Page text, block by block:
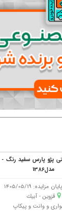
پژو پارس سفید رنگ -
مدل1386
مزایده: 1405/05/19
قزوین - آبیك
و وانت و پیکاپ